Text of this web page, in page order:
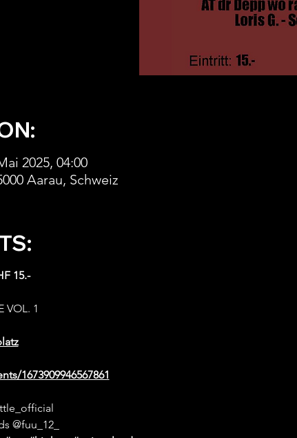
2025, 04:00
Aarau, Schweiz
15.-
VOL. 1
1673909946567861
@fuu_12_